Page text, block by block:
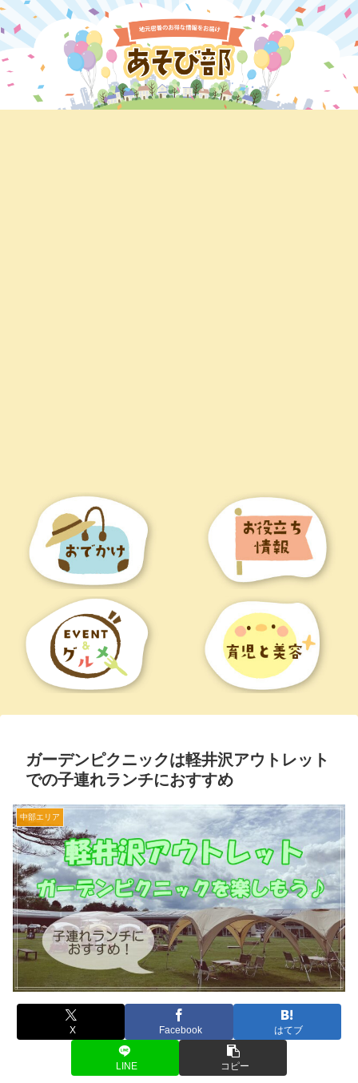
ガーデンピクニックは軽井沢アウトレット
での子連れランチにおすすめ
中部エリア
X Facebook はてブ
LINE コピー